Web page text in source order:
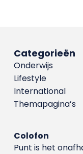
Categorieën
Onderwijs
Lifestyle
International
Themapagina’s
Colofon
Punt is het